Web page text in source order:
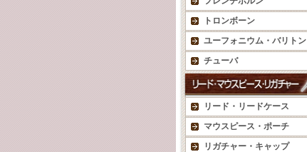
トロンボーン
ユーフォニウム・バリトン
チューバ
リード・リードケース
マウスピース・ポーチ
リガチャー・キャップ